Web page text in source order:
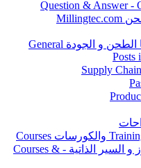
↲ نشرات موقع تكنولوجيا الطحن Millingtec.com
↲ مواضيع عامه فى تكنولوجيا الطحن و الجودة General
Posts
↲ الوظائف jobs و التدريبات Training والكورسات Courses
والندوات والدورات و السيمينارز و السير الذاتية - Courses &